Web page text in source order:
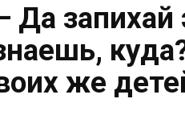
Да запихай
же